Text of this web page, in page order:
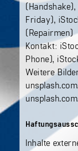
Friday),
(Repairmen)
Kontakt:
Phone),
Weitere
Inhalte